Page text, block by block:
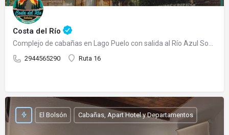
Costa del Río
2944565290 Ruta 16
El Bolsón Cabañas, Apart Hotel y Departamentos